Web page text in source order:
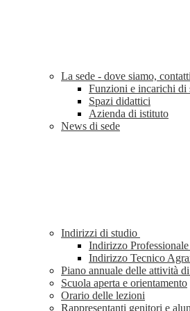
La sede - dove siamo,
Funzioni e incarichi di
Spazi didattici
Azienda di istituto
News di sede
Indirizzi di studio
Indirizzo
Indirizzo Tecnico
Piano annuale delle attività di
Scuola aperta e orientamento
Orario delle lezioni
Rappresentanti genitori e